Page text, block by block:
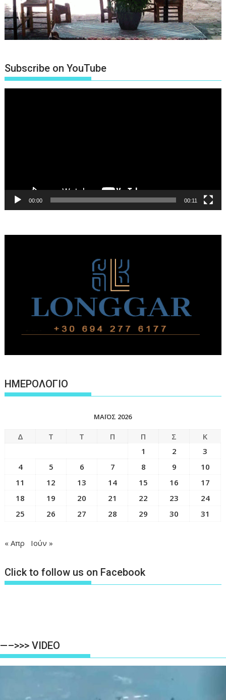
Subscribe on YouTube
00:00 00:11
ΗΜΕΡΟΛΟΓΙΟ
ΜΆΙΟΣ 2026
Δ Τ Τ Π Π Σ
Κ
1
2
3
4
5 6 7 8 9
10
11
12 13 14 15 16
17
18
19 20 21 22 23
24
25
26 27 28 29 30 31
« Απρ Ιούν »
Click to follow us on Facebook
—–>>> VIDEO